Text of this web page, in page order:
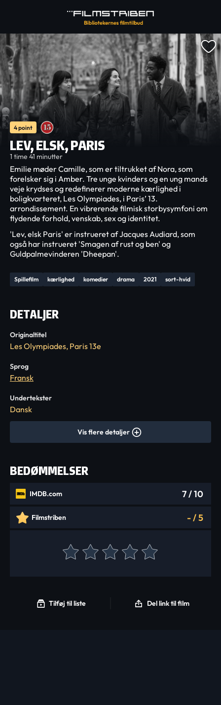
4 point
LEV, ELSK, PARIS
1 time 41 minutter
Spillefilm kærlighed komedier drama 2021 sort-hvid
Emilie møder Camille, som er tiltrukket af Nora, som
forelsker sig i Amber. Tre unge kvinders og en ung mands
veje krydses og redefinerer moderne kærlighed i
boligkvarteret, Les Olympiades, i Paris’ 13.
arrondissement. En vibrerende filmisk storbysymfoni om
flydende forhold, venskab, sex og identitet.
'Lev, elsk Paris' er instrueret af Jacques Audiard, som
også har instrueret 'Smagen af rust og ben' og
Guldpalmevinderen 'Dheepan'.
DETALJER
Originaltitel
Les Olympiades, Paris 13e
Sprog
Fransk
Undertekster
Dansk
Vis flere detaljer
BEDØMMELSER
IMDB.com 7/ 10
Filmstriben -/5
Tilføj til liste Del link til film